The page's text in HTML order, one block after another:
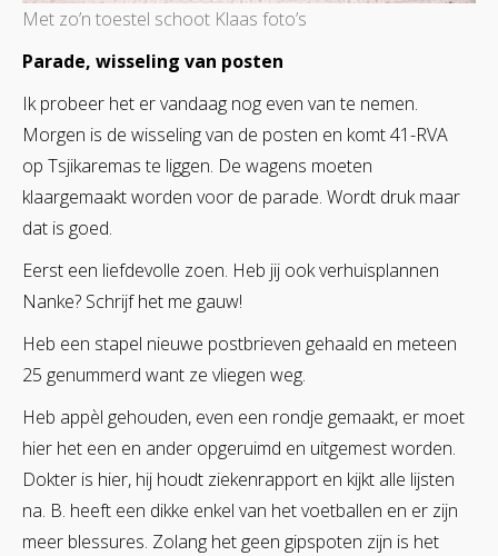
Met zo’n toestel schoot Klaas foto’s
Parade, wisseling van posten
Ik probeer het er vandaag nog even van te nemen.
Morgen is de wisseling van de posten en komt 41-RVA
op Tsjikaremas te liggen. De wagens moeten
klaargemaakt worden voor de parade. Wordt druk maar
dat is goed.
Eerst een liefdevolle zoen. Heb jij ook verhuisplannen
Nanke? Schrijf het me gauw!
Heb een stapel nieuwe postbrieven gehaald en meteen
25 genummerd want ze vliegen weg.
Heb appèl gehouden, even een rondje gemaakt, er moet
hier het een en ander opgeruimd en uitgemest worden.
Dokter is hier, hij houdt ziekenrapport en kijkt alle lijsten
na. B. heeft een dikke enkel van het voetballen en er zijn
meer blessures. Zolang het geen gipspoten zijn is het